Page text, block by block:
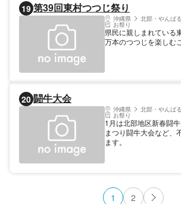
と、多彩な工芸家が暮
19 第39回東村つつじ祭り
沖縄県 北部・やんばる
お祭り
県民に親しまれている
万本のつつじを楽しむ
20 闘牛大会
沖縄県 北部・やんばる
お祭り
1月は北部地区新春闘
まつり闘牛大会など、
ます。
1 2